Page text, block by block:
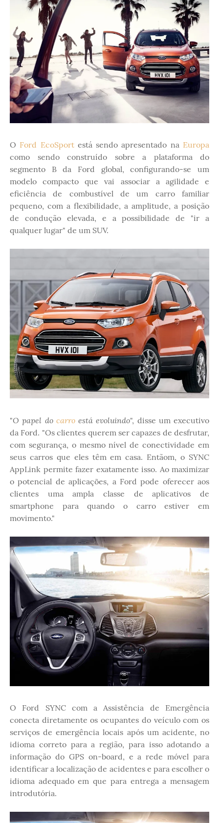
O Ford EcoSportestá sendo apresentado na Europa
como sendo construído sobre a plataforma do
segmento B da Ford global, configurando-se um
modelo compacto que vai associar a agilidade e
eficiência de combustível de um carro familiar
pequeno, com a flexibilidade, a amplitude, a posição
de condução elevada, e a possibilidade de "ir a
qualquer lugar" de um SUV.
"O papel do carroestá evoluindo", disse um executivo
da Ford. "Os clientes querem ser capazes de desfrutar,
com segurança, o mesmo nível de conectividade em
seus carros que eles têm em casa. Entãom, o SYNC
AppLink permite fazer exatamente isso. Ao maximizar
o potencial de aplicações, a Ford pode oferecer aos
clientes uma ampla classe de aplicativos de
smartphone para quando o carro estiver em
movimento."
O Ford SYNC com a Assistência de Emergência
conecta diretamente os ocupantes do veículo com os
serviços de emergência locais após um acidente, no
idioma correto para a região, para isso adotando a
informação do GPS on-board, e a rede móvel para
identificar a localização de acidentes e para escolher o
idioma adequado em que para entrega a mensagem
introdutória.